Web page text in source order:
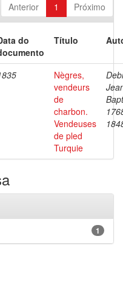
Anterior 1 Próximo
do
Título
Nègres,
vendeurs
de
charbon.
Vendeuses
de pled
Turquie
1